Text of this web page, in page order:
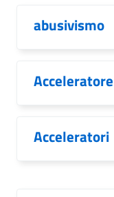
abusivismo
Acceleratore
Acceleratori